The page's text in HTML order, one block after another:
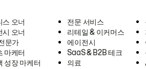
스 오너
시 오너
문가
마케터
성장 마케터
전문 서비스
리테일 & 이커머스
에이전시
SaaS & B2B 테크
의료